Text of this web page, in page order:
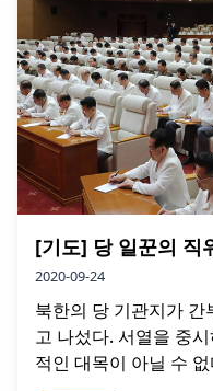
[기도] 당 일꾼의 직
2020-09-24
북한의 당 기관지가
고 나섰다. 서열을 중
적인 대목이 아닐 수